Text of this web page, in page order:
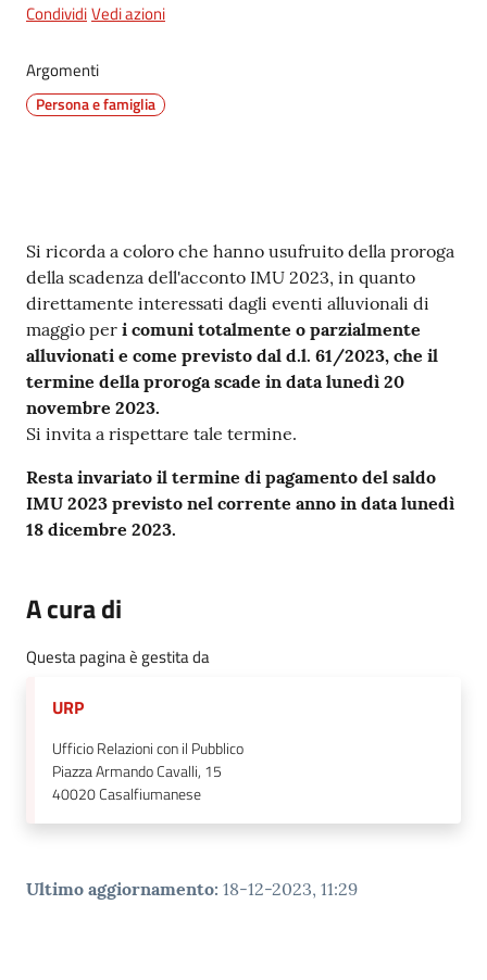
on-
Tutti
CondividiVedi azioni
Argomenti
Persona e famiglia
Contenuto
Si ricorda a coloro che hanno usufruito della proroga
della scadenza dell'acconto IMU 2023, in quanto
direttamente interessati dagli eventi alluvionali di
maggio per i comuni totalmente o parzialmente
alluvionati e come previsto dal d.l. 61/2023, che il
termine della proroga scade in data lunedì 20
novembre 2023.
Si invita a rispettare tale termine.
Resta invariato il termine di pagamento del saldo
IMU 2023 previsto nel corrente anno in data lunedì
18 dicembre 2023.
A cura di
Questa pagina è gestita da
URP
Ufficio Relazioni con il Pubblico
Piazza Armando Cavalli, 15
40020Casalfiumanese
Ultimo aggiornamento: 18-12-2023, 11:29